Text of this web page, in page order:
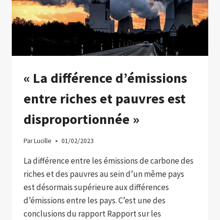
« La différence d’émissions
entre riches et pauvres est
disproportionnée »
ParLucille 01/02/2023
La différence entre les émissions de carbone des
riches et des pauvres au sein d’un même pays
est désormais supérieure aux différences
d’émissions entre les pays. C’est une des
conclusions du rapport Rapport sur les